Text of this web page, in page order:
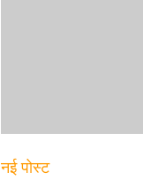
नई पोस्ट